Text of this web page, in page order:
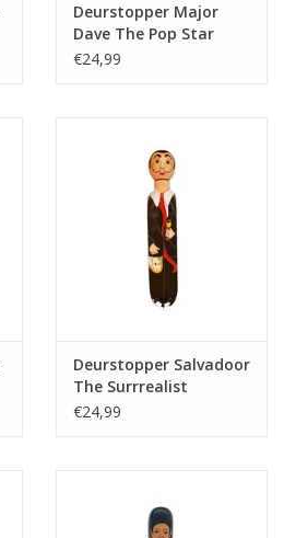
Deurstopper Major
Dave The Pop Star
(Blue Outfit)
€24,99
Deurstopper Salvadoor
The Surrrealist
€24,99